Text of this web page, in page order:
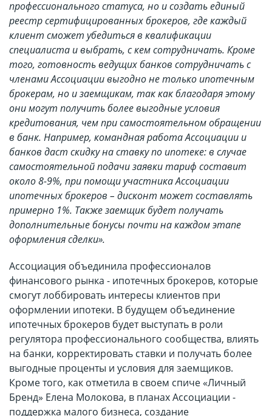
профессионального статуса, но и создать единый
реестр сертифицированных брокеров, где каждый
клиент сможет убедиться в квалификации
специалиста и выбрать, с кем сотрудничать. Кроме
того, готовность ведущих банков сотрудничать с
членами Ассоциации выгодно не только ипотечным
брокерам, но и заемщикам, так как благодаря этому
они могут получить более выгодные условия
кредитования, чем при самостоятельном обращении
в банк. Например, командная работа Ассоциации и
банков даст скидку на ставку по ипотеке: в случае
самостоятельной подачи заявки тариф составит
около 8-9%, при помощи участника Ассоциации
ипотечных брокеров – дисконт может составлять
примерно 1%. Также заемщик будет получать
дополнительные бонусы почти на каждом этапе
оформления сделки».
Ассоциация объединила профессионалов
финансового рынка - ипотечных брокеров, которые
смогут лоббировать интересы клиентов при
оформлении ипотеки. В будущем объединение
ипотечных брокеров будет выступать в роли
регулятора профессионального сообщества, влиять
на банки, корректировать ставки и получать более
выгодные проценты и условия для заемщиков.
Кроме того, как отметила в своем спиче «Личный
Бренд» Елена Молокова, в планах Ассоциации -
поддержка малого бизнеса, создание